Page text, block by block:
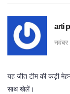
arti
यह जीत टीम की कड़ी
साथ खेलें।